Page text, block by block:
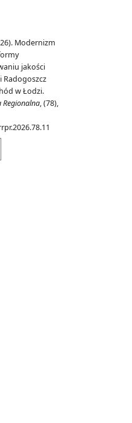
Modernizm
jakości
Radogoszcz
w Łodzi.
Regionalna, (78),